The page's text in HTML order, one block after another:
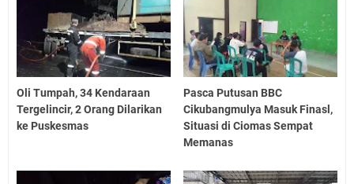
Oli Tumpah, 34 Kendaraan
Tergelincir, 2 Orang Dilarikan
ke Puskesmas
Pasca Putusan BBC
Cikubangmulya Masuk Finasl,
Situasi di Ciomas Sempat
Memanas